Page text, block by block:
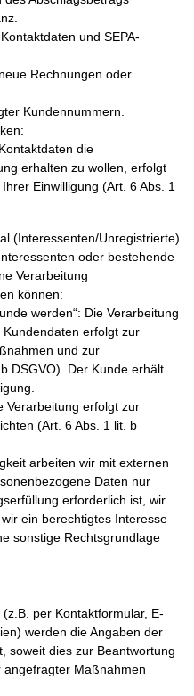
und SEPA-
Rechnungen oder
Kundennummern.
die
erhalten zu wollen, erfolgt
Einwilligung (Art. 6 Abs. 1
(Interessenten/Unregistrierte)
oder bestehende
Verarbeitung
können:
werden“: Die Verarbeitung
erfolgt zur
und zur
DSGVO). Der Kunde erhält
erfolgt zur
(Art. 6 Abs. 1 lit. b
arbeiten wir mit externen
Daten nur
erforderlich ist, wir
ein berechtigtes Interesse
sonstige Rechtsgrundlage
per Kontaktformular, E-
werden die Angaben der
soweit dies zur Beantwortung
Maßnahmen